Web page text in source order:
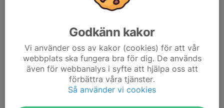
lite snabb information till föräldrar, medan barnen leker.
Vi är många barn från Kartkul som vill fortsätta med oss i
Läs mer
Uppstart höstsäsongen 25 Kartkul
Godkänn kakor
Vi använder oss av kakor (cookies) för att vår
webbplats ska fungera bra för dig. De används
även för webbanalys i syfte att hjälpa oss att
förbättra våra tjänster.
Så använder vi cookies